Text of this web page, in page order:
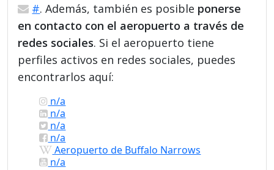
#. Además, también es posible ponerse
en contacto con el aeropuerto a través de
redes sociales. Si el aeropuerto tiene
perfiles activos en redes sociales, puedes
encontrarlos aquí:
n/a
n/a
n/a
n/a
Aeropuerto de Buffalo Narrows
n/a